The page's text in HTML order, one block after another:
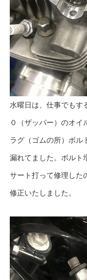
水曜日は、仕事でもす
０（ザッパー）のオ
ラグ（ゴムの所）ボル
漏れてました。ボルト
サート打って修理した
修正いたしました。